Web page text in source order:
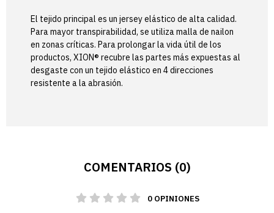
El tejido principal es un jersey elástico de alta calidad.
Para mayor transpirabilidad, se utiliza malla de nailon
en zonas críticas. Para prolongar la vida útil de los
productos, XION® recubre las partes más expuestas al
desgaste con un tejido elástico en 4 direcciones
resistente a la abrasión.
COMENTARIOS (0)
0 OPINIONES